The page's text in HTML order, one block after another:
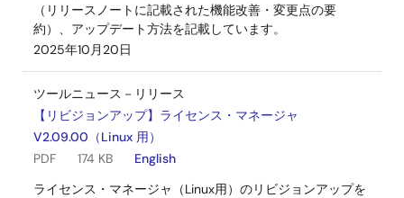
（リリースノートに記載された機能改善・変更点の要
約）、アップデート方法を記載しています。
2025年10月20日
ツールニュース－リリース
【リビジョンアップ】ライセンス・マネージャ
V2.09.00（Linux 用）
PDF
174 KB
English
ライセンス・マネージャ（Linux用）のリビジョンアップを